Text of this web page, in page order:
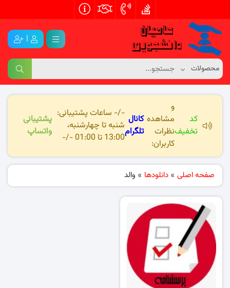
|
کد
تخفیف
و
مشاهده
نظرات
کاربران:
کانال
تلگرام
-/- ساعات پشتیبانی:
شنبه تا چهارشنبه،
13:00 تا 01:00 -/-
پشتیبانی
واتساپ
صفحه اصلی » دانلودها » والد